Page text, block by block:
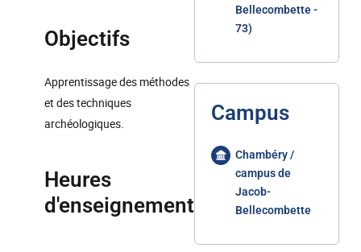
Objectifs
Apprentissage des méthodes
et des techniques
archéologiques.
Heures
d'enseignement
Bellecombette -
73)
Campus
Chambéry /
campus de
Jacob-
Bellecombette